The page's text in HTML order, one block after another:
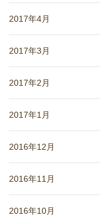
2017年4月
2017年3月
2017年2月
2017年1月
2016年12月
2016年11月
2016年10月